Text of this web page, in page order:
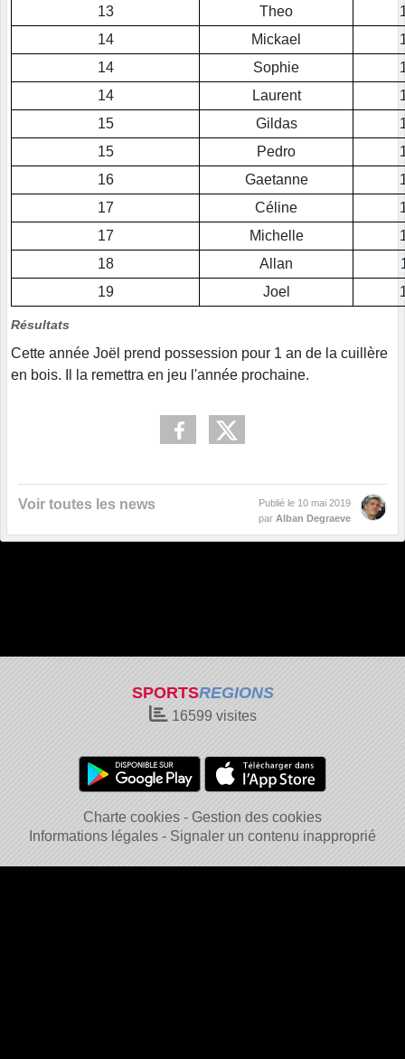
Résultats
13
Theo
14
Mickael
14
Sophie
14
Laurent
15
Gildas
15
Pedro
16
Gaetanne
17
Céline
17
Michelle
18
Allan
19
Joel
Cette année Joël prend possession pour 1 an de la cuillère
en bois. Il la remettra en jeu l'année prochaine.
Voir toutes les news Publié le 10 mai 2019
par Alban Degraeve
SPORTSREGIONS
16599 visites
Charte cookies
Gestion des cookies
Informations légales
Signaler un contenu inapproprié